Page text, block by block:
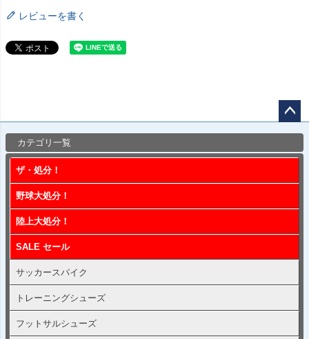
レビューを書く
カテゴリ一覧
ザ・処分！
野球大処分！
陸上大処分！
SALE セール
サッカースパイク
トレーニングシューズ
フットサルシューズ
ップ